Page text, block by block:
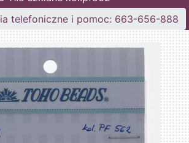
telefoniczne i pomoc: 663-656-888